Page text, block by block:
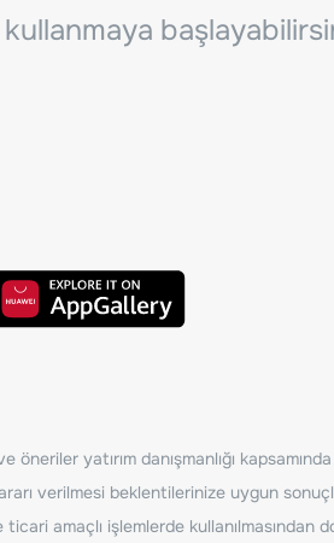
yatırım danışmanlığı
verilmesi beklentilerinize uygun
amaçlı işlemlerde